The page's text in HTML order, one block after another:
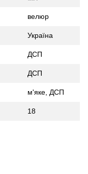
велюр
Україна
ДСП
ДСП
м'яке, ДСП
18